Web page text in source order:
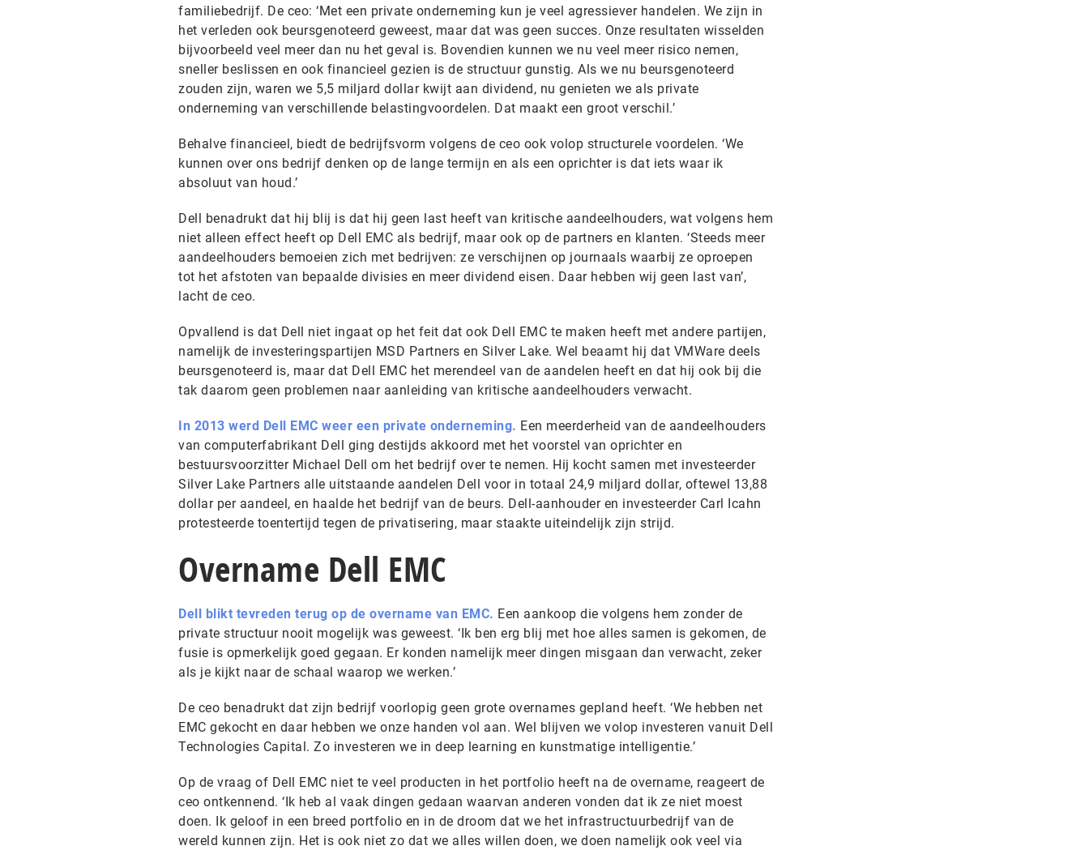
familiebedrijf. De ceo: ‘Met een private onderneming kun je veel agressiever handelen. We zijn in
het verleden ook beursgenoteerd geweest, maar dat was geen succes. Onze resultaten wisselden
bijvoorbeeld veel meer dan nu het geval is. Bovendien kunnen we nu veel meer risico nemen,
sneller beslissen en ook financieel gezien is de structuur gunstig. Als we nu beursgenoteerd
zouden zijn, waren we 5,5 miljard dollar kwijt aan dividend, nu genieten we als private
onderneming van verschillende belastingvoordelen. Dat maakt een groot verschil.’
Behalve financieel, biedt de bedrijfsvorm volgens de ceo ook volop structurele voordelen. ‘We
kunnen over ons bedrijf denken op de lange termijn en als een oprichter is dat iets waar ik
absoluut van houd.’
Dell benadrukt dat hij blij is dat hij geen last heeft van kritische aandeelhouders, wat volgens hem
niet alleen effect heeft op Dell EMC als bedrijf, maar ook op de partners en klanten. ‘Steeds meer
aandeelhouders bemoeien zich met bedrijven: ze verschijnen op journaals waarbij ze oproepen
tot het afstoten van bepaalde divisies en meer dividend eisen. Daar hebben wij geen last van’,
lacht de ceo.
Opvallend is dat Dell niet ingaat op het feit dat ook Dell EMC te maken heeft met andere partijen,
namelijk de investeringspartijen MSD Partners en Silver Lake. Wel beaamt hij dat VMWare deels
beursgenoteerd is, maar dat Dell EMC het merendeel van de aandelen heeft en dat hij ook bij die
tak daarom geen problemen naar aanleiding van kritische aandeelhouders verwacht.
In 2013 werd Dell EMC weer een private onderneming. Een meerderheid van de aandeelhouders
van computerfabrikant Dell ging destijds akkoord met het voorstel van oprichter en
bestuursvoorzitter Michael Dell om het bedrijf over te nemen. Hij kocht samen met investeerder
Silver Lake Partners alle uitstaande aandelen Dell voor in totaal 24,9 miljard dollar, oftewel 13,88
dollar per aandeel, en haalde het bedrijf van de beurs. Dell-aanhouder en investeerder Carl Icahn
protesteerde toentertijd tegen de privatisering, maar staakte uiteindelijk zijn strijd.
Overname Dell EMC
Dell blikt tevreden terug op de overname van EMC. Een aankoop die volgens hem zonder de
private structuur nooit mogelijk was geweest. ‘Ik ben erg blij met hoe alles samen is gekomen, de
fusie is opmerkelijk goed gegaan. Er konden namelijk meer dingen misgaan dan verwacht, zeker
als je kijkt naar de schaal waarop we werken.’
De ceo benadrukt dat zijn bedrijf voorlopig geen grote overnames gepland heeft. ‘We hebben net
EMC gekocht en daar hebben we onze handen vol aan. Wel blijven we volop investeren vanuit Dell
Technologies Capital. Zo investeren we in deep learning en kunstmatige intelligentie.’
Op de vraag of Dell EMC niet te veel producten in het portfolio heeft na de overname, reageert de
ceo ontkennend. ‘Ik heb al vaak dingen gedaan waarvan anderen vonden dat ik ze niet moest
doen. Ik geloof in een breed portfolio en in de droom dat we het infrastructuurbedrijf van de
wereld kunnen zijn. Het is ook niet zo dat we alles willen doen, we doen namelijk ook veel via